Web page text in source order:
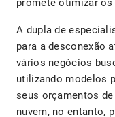
promete otimizar os
A dupla de
para a desconexão
vários negócios
utilizando modelos
seus orçamentos
nuvem, no entanto,